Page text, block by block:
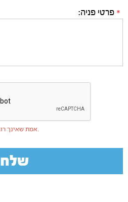
* פרטי פניה:
אמת שאינך רובוט.
שלח